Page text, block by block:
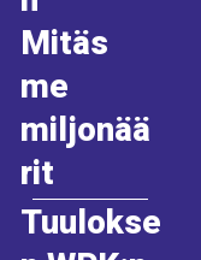
Mitäs
me
miljonää
rit
Tuulokse